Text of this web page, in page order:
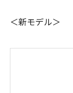
＜新モデル＞